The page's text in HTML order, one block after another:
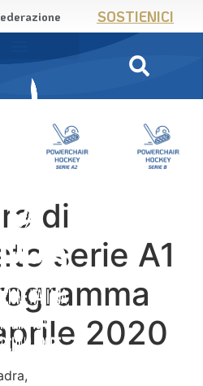
SOSTIENICI
di
serie A1
2020